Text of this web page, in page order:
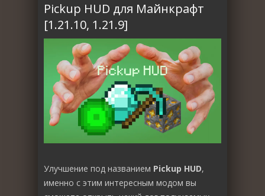
Pickup HUD для Майнкрафт
[1.21.10, 1.21.9]
Улучшение под названием Pickup HUD,
именно с этим интересным модом вы